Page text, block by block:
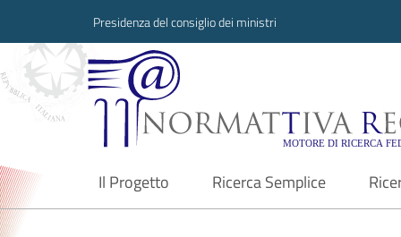
Presidenza del consiglio dei ministri
Normattiva
Il Progetto
current Ricerca Semplice